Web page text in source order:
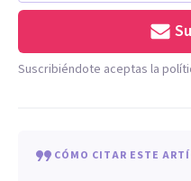
Suscribiéndote aceptas la
CÓMO CITAR ESTE